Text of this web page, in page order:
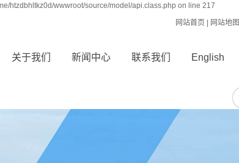
htzdbhltkz0d/wwwroot/source/model/api.class.php on line 217
网站首页
网站地图
关于我们 新闻中心 联系我们 English